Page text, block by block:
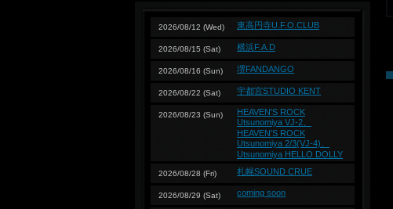
東高円寺U.F.O.CLUB
2026/08/12 (Wed)
横浜F.A.D
2026/08/15 (Sat)
堺FANDANGO
2026/08/16 (Sun)
宇都宮STUDIO KENT
2026/08/22 (Sat)
HEAVEN'S ROCK
Utsunomiya VJ-2、
HEAVEN'S ROCK
Utsunomiya 2/3(VJ-4)、
Utsunomiya HELLO DOLLY
2026/08/23 (Sun)
札幌SOUND CRUE
2026/08/28 (Fri)
coming soon
2026/08/29 (Sat)